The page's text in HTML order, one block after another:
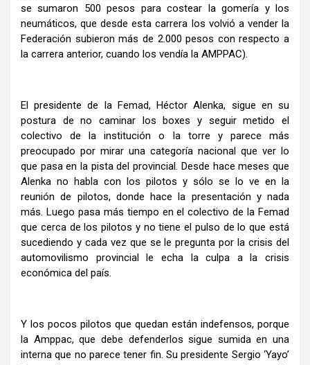
se sumaron 500 pesos para costear la gomería y los
neumáticos, que desde esta carrera los volvió a vender la
Federación subieron más de 2.000 pesos con respecto a
la carrera anterior, cuando los vendía la AMPPAC).
El presidente de la Femad, Héctor Alenka, sigue en su
postura de no caminar los boxes y seguir metido el
colectivo de la institución o la torre y parece más
preocupado por mirar una categoría nacional que ver lo
que pasa en la pista del provincial. Desde hace meses que
Alenka no habla con los pilotos y sólo se lo ve en la
reunión de pilotos, donde hace la presentación y nada
más. Luego pasa más tiempo en el colectivo de la Femad
que cerca de los pilotos y no tiene el pulso de lo que está
sucediendo y cada vez que se le pregunta por la crisis del
automovilismo provincial le echa la culpa a la crisis
económica del país.
Y los pocos pilotos que quedan están indefensos, porque
la Amppac, que debe defenderlos sigue sumida en una
interna que no parece tener fin. Su presidente Sergio ‘Yayo’